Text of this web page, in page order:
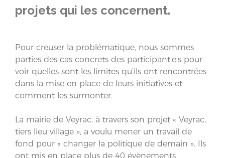
projets qui les concernent.
Pour creuser la problématique, nous sommes
parties des cas concrets des participant.e.s pour
voir quelles sont les limites qu’ils ont rencontrées
dans la mise en place de leurs initiatives et
comment les surmonter.
La mairie de Veyrac, à travers son projet « Veyrac,
tiers lieu village », a voulu mener un travail de
fond pour « changer la politique de demain ». Ils
ont mis en place plus de 40 évènements